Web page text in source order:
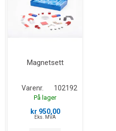
Magnetsett
Varenr. 102192
På lager
kr 950,00
Eks. MVA